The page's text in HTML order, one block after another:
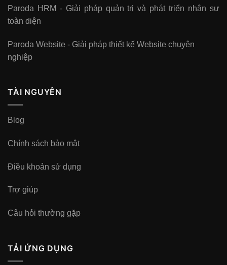
Paroda HRM - Giải pháp quản trị và phát triển nhân sự
toàn diện
Paroda Website - Giải pháp thiết kế Website chuyên
nghiệp
TÀI NGUYÊN
Blog
Chính sách bảo mật
Điều khoản sử dụng
Trợ giúp
Câu hỏi thường gặp
TẢI ỨNG DỤNG